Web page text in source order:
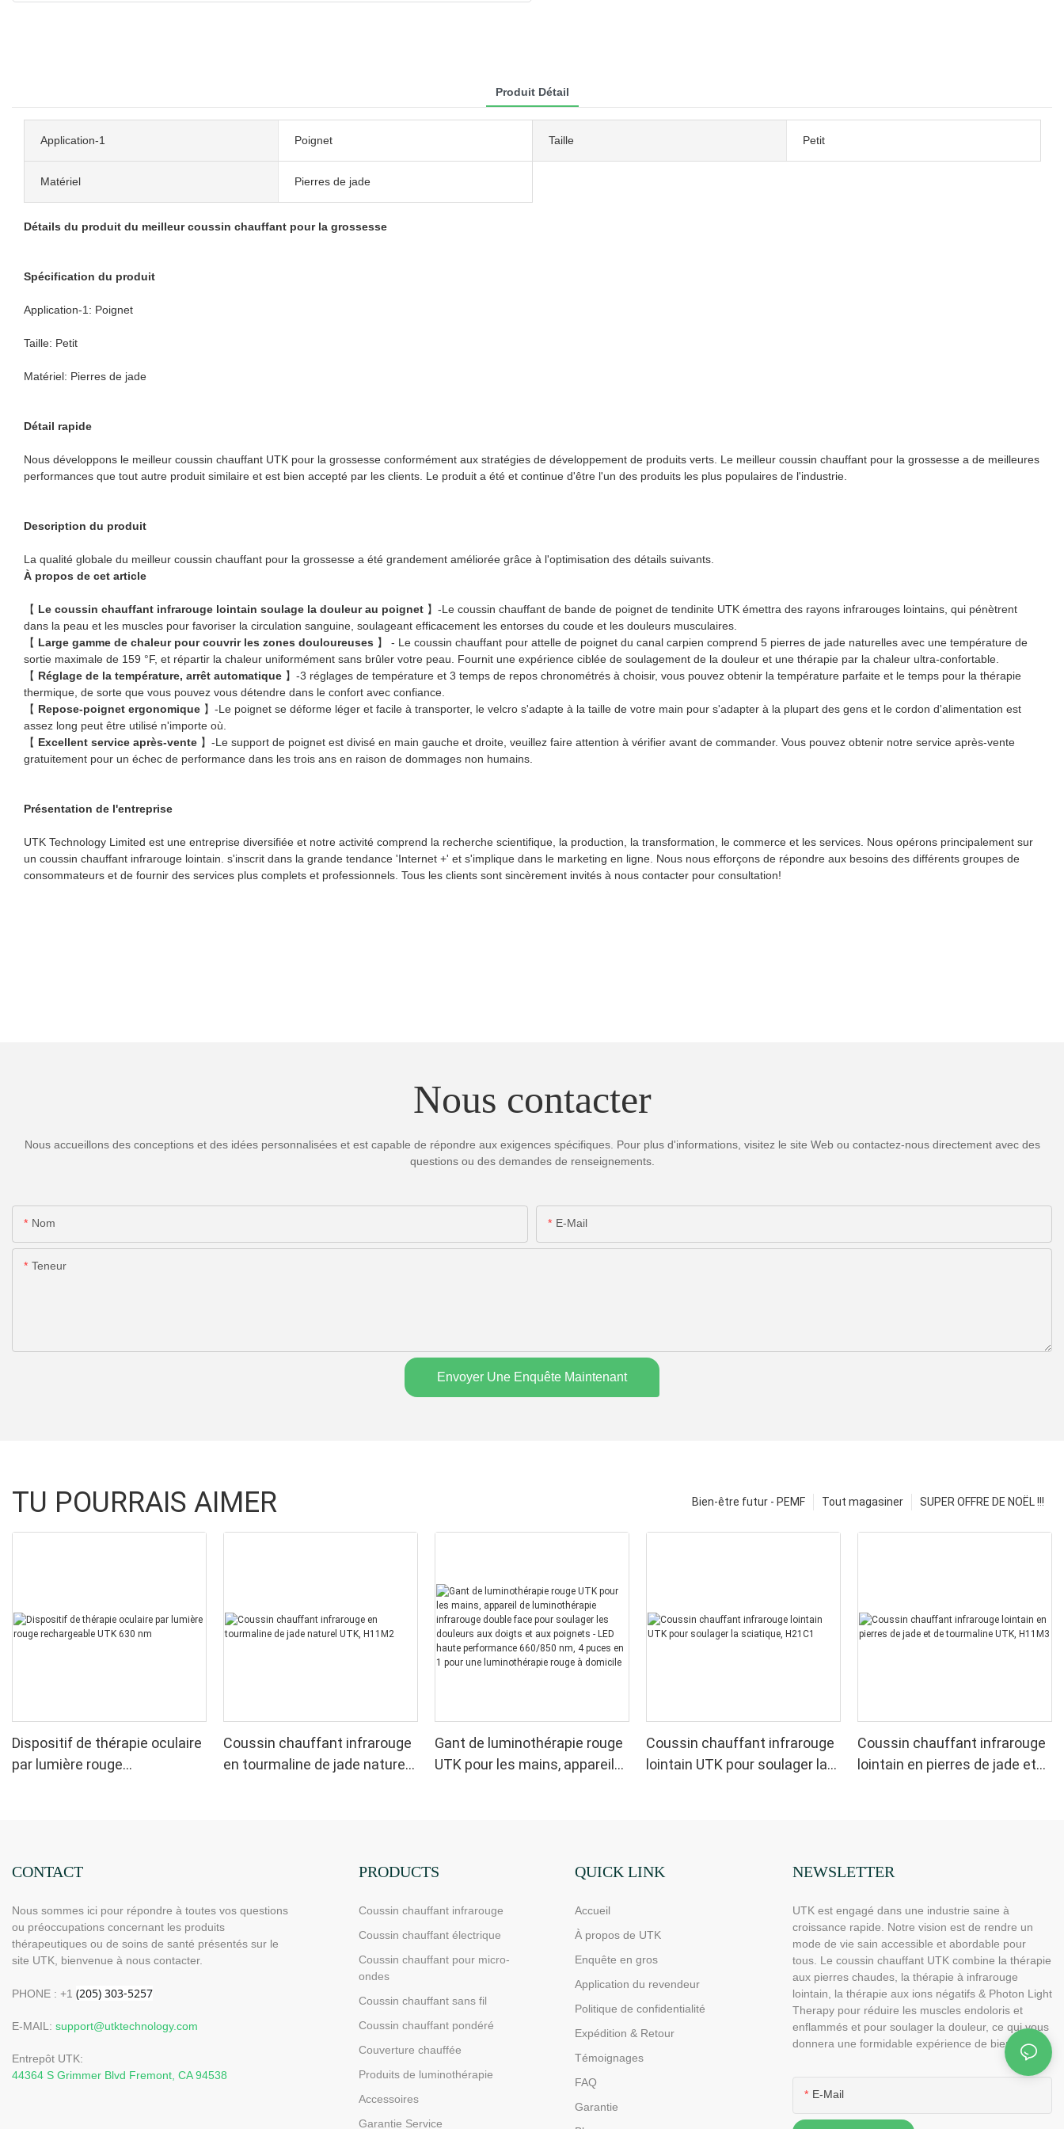
Produit Détail
Application-1 Poignet Taille Petit
Matériel Pierres de jade
Détails du produit du meilleur coussin chauffant pour la grossesse
Spécification du produit
Application-1: Poignet
Taille: Petit
Matériel: Pierres de jade
Détail rapide
Nous développons le meilleur coussin chauffant UTK pour la grossesse conformément aux stratégies de développement de produits verts. Le meilleur coussin chauffant pour la grossesse a de meilleures
performances que tout autre produit similaire et est bien accepté par les clients. Le produit a été et continue d'être l'un des produits les plus populaires de l'industrie.
Description du produit
La qualité globale du meilleur coussin chauffant pour la grossesse a été grandement améliorée grâce à l'optimisation des détails suivants.
À propos de cet article
【 Le coussin chauffant infrarouge lointain soulage la douleur au poignet 】-Le coussin chauffant de bande de poignet de tendinite UTK émettra des rayons infrarouges lointains, qui pénètrent
dans la peau et les muscles pour favoriser la circulation sanguine, soulageant efficacement les entorses du coude et les douleurs musculaires.
【 Large gamme de chaleur pour couvrir les zones douloureuses 】 - Le coussin chauffant pour attelle de poignet du canal carpien comprend 5 pierres de jade naturelles avec une température de
sortie maximale de 159 °F, et répartir la chaleur uniformément sans brûler votre peau. Fournit une expérience ciblée de soulagement de la douleur et une thérapie par la chaleur ultra-confortable.
【 Réglage de la température, arrêt automatique 】-3 réglages de température et 3 temps de repos chronométrés à choisir, vous pouvez obtenir la température parfaite et le temps pour la thérapie
thermique, de sorte que vous pouvez vous détendre dans le confort avec confiance.
【 Repose-poignet ergonomique 】-Le poignet se déforme léger et facile à transporter, le velcro s'adapte à la taille de votre main pour s'adapter à la plupart des gens et le cordon d'alimentation est
assez long peut être utilisé n'importe où.
【 Excellent service après-vente 】-Le support de poignet est divisé en main gauche et droite, veuillez faire attention à vérifier avant de commander. Vous pouvez obtenir notre service après-vente
gratuitement pour un échec de performance dans les trois ans en raison de dommages non humains.
Présentation de l'entreprise
UTK Technology Limited est une entreprise diversifiée et notre activité comprend la recherche scientifique, la production, la transformation, le commerce et les services. Nous opérons principalement sur
un coussin chauffant infrarouge lointain. s'inscrit dans la grande tendance 'Internet +' et s'implique dans le marketing en ligne. Nous nous efforçons de répondre aux besoins des différents groupes de
consommateurs et de fournir des services plus complets et professionnels. Tous les clients sont sincèrement invités à nous contacter pour consultation!
Nous contacter
Nous accueillons des conceptions et des idées personnalisées et est capable de répondre aux exigences spécifiques. Pour plus d'informations, visitez le site Web ou contactez-nous directement avec des
questions ou des demandes de renseignements.
Nom E-Mail
Teneur
Envoyer Une Enquête Maintenant
TU POURRAIS AIMER SUPER OFFRE DE NOËL !!!
Tout magasiner
Bien-être futur - PEMF
Dispositif de thérapie oculaire
par lumière rouge
Coussin chauffant infrarouge
en tourmaline de jade naturel
Gant de luminothérapie rouge
UTK pour les mains, appareil
performance 660/850 nm, 4
luminothérapie rouge à
domicile
Coussin chauffant infrarouge
lointain UTK pour soulager la
Coussin chauffant infrarouge
lointain en pierres de jade et
CONTACT
Nous sommes ici pour répondre à toutes vos questions
ou préoccupations concernant les produits
thérapeutiques ou de soins de santé présentés sur le
site UTK, bienvenue à nous contacter.
PHONE : +1
E-MAIL: support@utktechnology.com
Entrepôt UTK:
44364 S Grimmer Blvd Fremont, CA 94538
PRODUCTS
Coussin chauffant infrarouge
Coussin chauffant électrique
Coussin chauffant pour micro-
ondes
Coussin chauffant sans fil
Coussin chauffant pondéré
Couverture chauffée
Produits de luminothérapie
Accessoires
Garantie Service
QUICK LINK
Accueil
À propos de UTK
Enquête en gros
Application du revendeur
Politique de confidentialité
Expédition & Retour
Témoignages
FAQ
Garantie
NEWSLETTER
UTK est engagé dans une industrie saine à
croissance rapide. Notre vision est de rendre un
mode de vie sain accessible et abordable pour
tous. Le coussin chauffant UTK combine la thérapie
aux pierres chaudes, la thérapie à infrarouge
lointain, la thérapie aux ions négatifs & Photon Light
Therapy pour réduire les muscles endoloris et
enflammés et pour soulager la douleur, ce qui vous
donnera une formidable expérience de bien-être.
E-Mail